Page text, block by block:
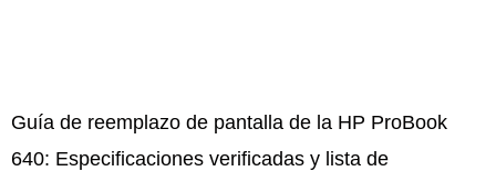
Guía de reemplazo de pantalla de la HP ProBook
640: Especificaciones verificadas y lista de